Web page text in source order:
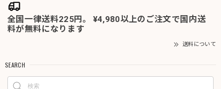
全国一律送料225円。 ¥4,980以上のご注文で国内送
料が無料になります
送料について
SEARCH